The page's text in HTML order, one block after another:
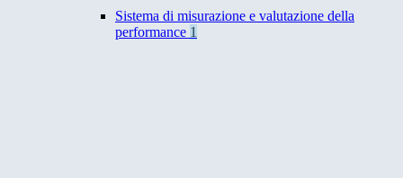
Sistema di misurazione e valutazione della
performance 1